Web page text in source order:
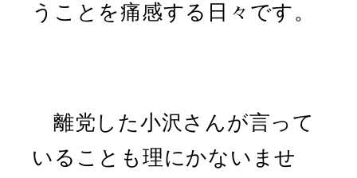
うことを痛感する日々です。
離党した小沢さんが言って
いることも理にかないませ